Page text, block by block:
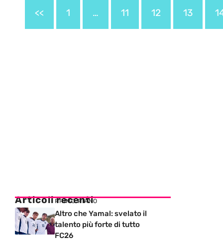
<< 1 … 11 12 13
Articoli recenti
PRIMO PIANO
Altro che Yamal: svelato il
talento più forte di tutto
FC26